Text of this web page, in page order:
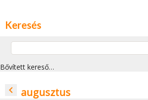
Keresés
Bővített kereső…
navigate_before augusztus